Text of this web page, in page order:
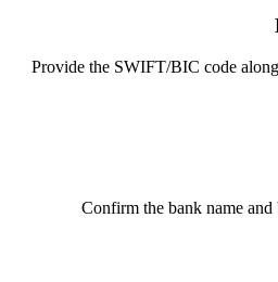
Provide the SWIFT/BIC code
Confirm the bank name